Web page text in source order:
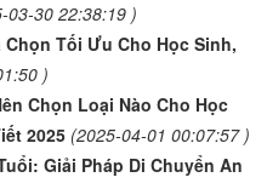
03-30 22:38:19 )
Chọn Tối Ưu Cho Học Sinh,
)
Chọn Loại Nào Cho Học
2025 (2025-04-01 00:07:57 )
Giải Pháp Di Chuyển An